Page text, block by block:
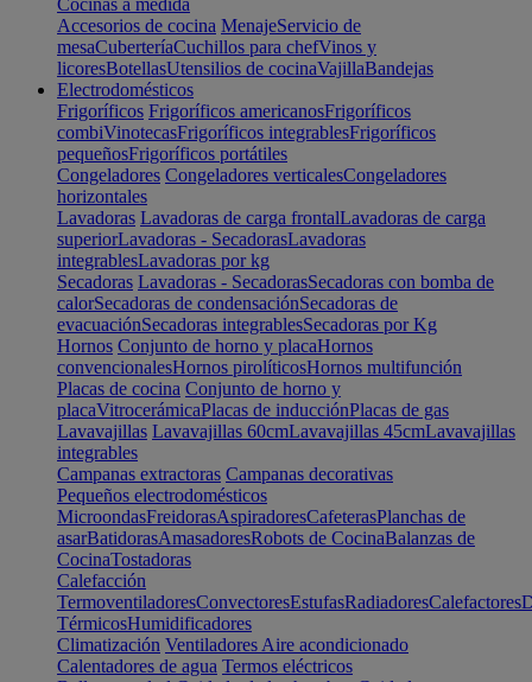
Cocinas a medida
Accesorios de cocina MenajeServicio de
mesaCuberteríaCuchillos para chefVinos y
licoresBotellasUtensilios de cocinaVajillaBandejas
Electrodomésticos
Frigoríficos Frigoríficos americanosFrigoríficos
combiVinotecasFrigoríficos integrablesFrigoríficos
pequeñosFrigoríficos portátiles
Congeladores Congeladores verticalesCongeladores
horizontales
Lavadoras Lavadoras de carga frontalLavadoras de carga
superiorLavadoras - SecadorasLavadoras
integrablesLavadoras por kg
Secadoras Lavadoras - SecadorasSecadoras con bomba de
calorSecadoras de condensaciónSecadoras de
evacuaciónSecadoras integrablesSecadoras por Kg
Hornos Conjunto de horno y placaHornos
convencionalesHornos pirolíticosHornos multifunción
Placas de cocina Conjunto de horno y
placaVitrocerámicaPlacas de inducciónPlacas de gas
Lavavajillas Lavavajillas 60cmLavavajillas 45cmLavavajillas
integrables
Campanas extractoras Campanas decorativas
Pequeños electrodomésticos
MicroondasFreidorasAspiradoresCafeterasPlanchas de
asarBatidorasAmasadoresRobots de CocinaBalanzas de
CocinaTostadoras
Calefacción
TermoventiladoresConvectoresEstufasRadiadoresCalefactores
TérmicosHumidificadores
Climatización Ventiladores Aire acondicionado
Calentadores de agua Termos eléctricos